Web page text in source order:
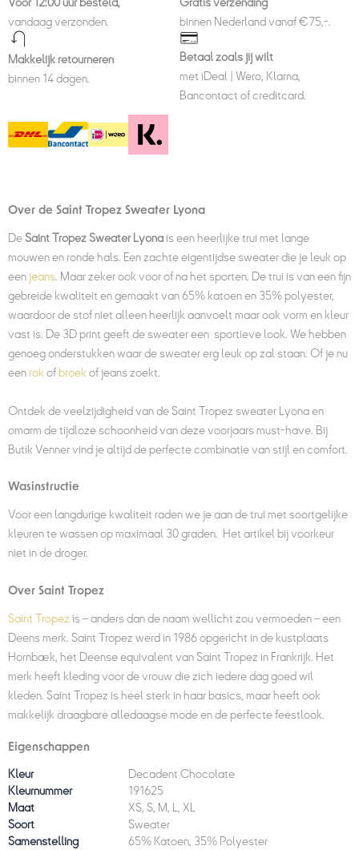
vandaag verzonden.
binnen Nederland vanaf €75,-.
Makkelijk retourneren
binnen 14 dagen.
Betaal zoals jij wilt
met iDeal | Wero, Klarna,
Bancontact of creditcard.
Over de Saint Tropez Sweater Lyona
De Saint Tropez Sweater Lyonais een heerlijke trui met lange
mouwen en ronde hals. Een zachte eigentijdse sweater die je leuk op
een jeans. Maar zeker ook voor of na het sporten. De trui is van een fijn
gebreide kwaliteit en gemaakt van 65% katoen en 35% polyester,
waardoor de stof niet alleen heerlijk aanvoelt maar ook vorm en kleur
vast is. De 3D print geeft de sweater een sportieve look. We hebben
genoeg onderstukken waar de sweater erg leuk op zal staan. Of je nu
een rok of broek of jeans zoekt.
Ontdek de veelzijdigheid van de Saint Tropez sweater Lyona en
omarm de tijdloze schoonheid van deze voorjaars must-have. Bij
Butik Venner vind je altijd de perfecte combinatie van stijl en comfort.
Wasinstructie
Voor een langdurige kwaliteit raden we je aan de trui met soortgelijke
kleuren te wassen op maximaal 30 graden. Het artikel bij voorkeur
niet in de droger.
Over Saint Tropez
Saint Tropez is – anders dan de naam wellicht zou vermoeden – een
Deens merk. Saint Tropez werd in 1986 opgericht in de kustplaats
Hornbæk, het Deense equivalent van Saint Tropez in Frankrijk. Het
merk heeft kleding voor de vrouw die zich iedere dag goed wil
kleden. Saint Tropez is heel sterk in haar basics, maar heeft ook
makkelijk draagbare alledaagse mode en de perfecte feestlook.
Eigenschappen
Kleur
Decadent Chocolate
Kleurnummer
191625
Maat
XS, S, M, L, XL
Soort
Sweater
Samenstelling
65% Katoen, 35% Polyester